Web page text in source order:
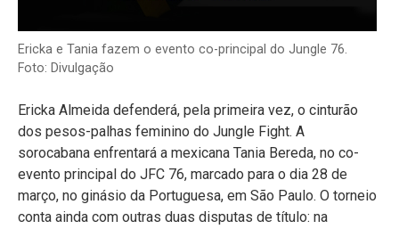
Ericka e Tania fazem o evento co-principal do Jungle 76.
Foto: Divulgação
Ericka Almeida defenderá, pela primeira vez, o cinturão
dos pesos-palhas feminino do Jungle Fight. A
sorocabana enfrentará a mexicana Tania Bereda, no co-
evento principal do JFC 76, marcado para o dia 28 de
março, no ginásio da Portuguesa, em São Paulo. O torneio
conta ainda com outras duas disputas de título: na